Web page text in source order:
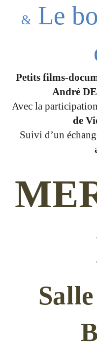
& Le
Petits films-
André
Avec la
de
Suivi d’un